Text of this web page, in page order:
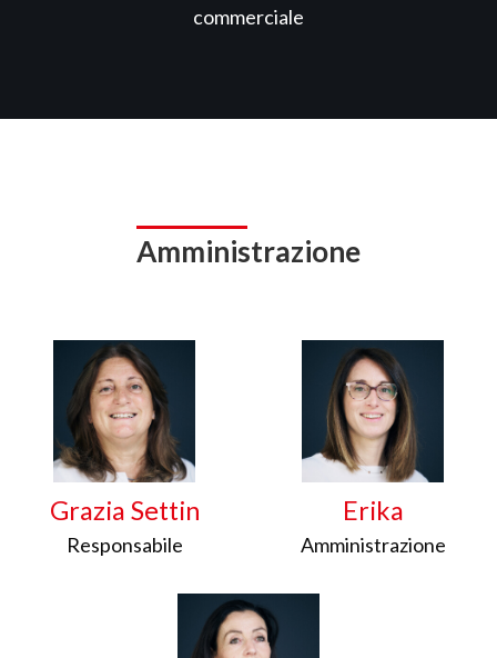
commerciale
Amministrazione
Grazia Settin
Responsabile
Erika
Amministrazione